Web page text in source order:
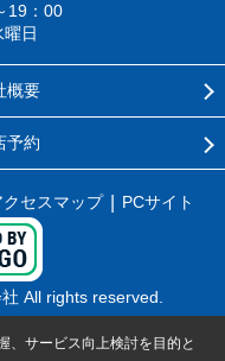
19：00
曜日
概要
予約
クセスマップ PCサイト
All rights reserved.
、サービス向上検討を目的と